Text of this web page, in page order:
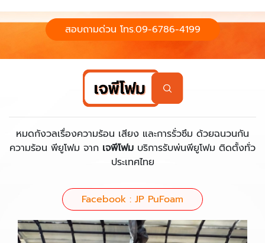
สอบถามด่วน โทร.09-6786-4199
หมดกังวลเรื่องความร้อน เสียง และการรั่วซึม ด้วยฉนวนกัน
ความร้อน พียูโฟม จาก เจพีโฟม บริการรับพ่นพียูโฟม ติดตั้งทั่ว
ประเทศไทย
Facebook : JP PuFoam